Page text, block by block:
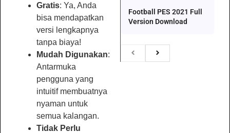
Gratis: Ya, Anda
bisa mendapatkan
versi lengkapnya
tanpa biaya!
Mudah Digunakan:
Antarmuka
pengguna yang
intuitif membuatnya
nyaman untuk
semua kalangan.
Tidak Perlu
Football PES 2021 Full
Version Download